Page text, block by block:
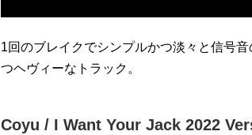
1回のブレイクでシンプルかつ淡々と信号
つヘヴィーなトラック。
Coyu / I Want Your Jack 2022